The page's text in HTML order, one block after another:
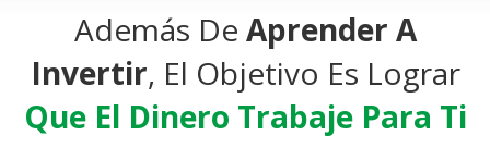
Además De Aprender A
Invertir, El Objetivo Es Lograr
Que El Dinero Trabaje Para Ti